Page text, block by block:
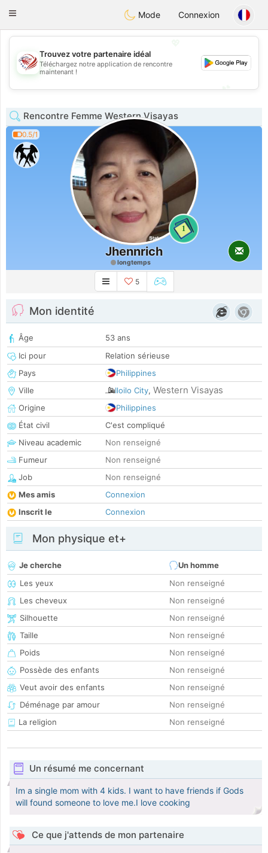
StatesDating
Toggle
Mode Connexion
💖
💕
Trouvez votre partenaire idéal
Téléchargez notre application de rencontre
maintenant !
Rencontre Femme Western Visayas
0.5/1
1
Jhennrich
longtemps
5
Mon identité
Âge
53 ans
Ici pour
Relation sérieuse
Pays
Philippines
Ville
Iloilo City, Western Visayas
Origine
Philippines
État civil
C'est compliqué
Niveau academic
Non renseigné
Fumeur
Non renseigné
Job
Non renseigné
Mes amis
Connexion
Inscrit le
Connexion
Mon physique et+
Je cherche
Un homme
Les yeux
Non renseigné
Les cheveux
Non renseigné
Silhouette
Non renseigné
Taille
Non renseigné
Poids
Non renseigné
Possède des enfants
Non renseigné
Veut avoir des enfants
Non renseigné
Déménage par amour
Non renseigné
La religion
Non renseigné
Un résumé me concernant
Im a single mom with 4 kids. I want to have friends if Gods
will found someone to love me.I love cooking
Ce que j'attends de mon partenaire